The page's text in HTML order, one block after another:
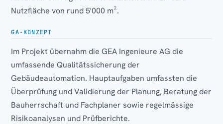
Nutzfläche von rund 5'000 m².
GA-KONZEPT
Im Projekt übernahm die GEA Ingenieure AG die
umfassende Qualitätssicherung der
Gebäudeautomation. Hauptaufgaben umfassten die
Überprüfung und Validierung der Planung, Beratung der
Bauherrschaft und Fachplaner sowie regelmässige
Risikoanalysen und Prüfberichte.